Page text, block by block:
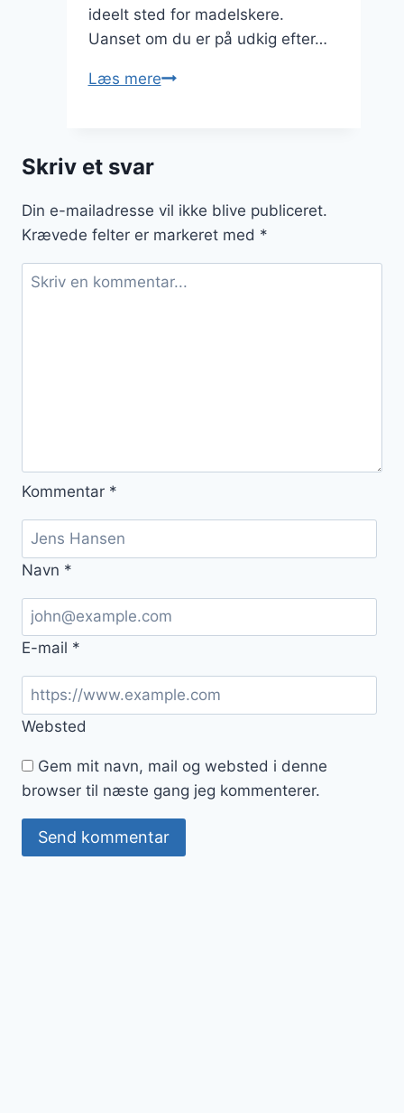
ideelt sted for madelskere.
Uanset om du er på udkig efter…
Læs merepopulære
Skriv et svar
Din e-mailadresse vil ikke blive publiceret.
Krævede felter er markeret med *
Kommentar *
Navn *
E-mail *
Websted
Gem mit navn, mail og websted i denne
browser til næste gang jeg kommenterer.